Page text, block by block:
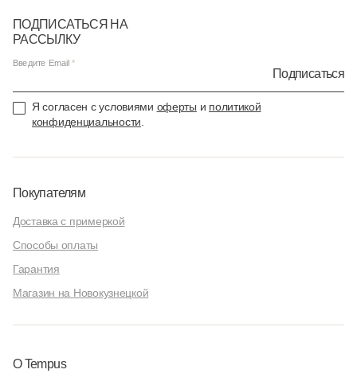
ПОДПИСАТЬСЯ НА
РАССЫЛКУ
Введите Email
Подписаться
Я согласен с условиями оферты и политикой
конфиденциальности
Покупателям
Доставка с примеркой
Способы оплаты
Гарантия
Магазин на Новокузнецкой
О Tempus